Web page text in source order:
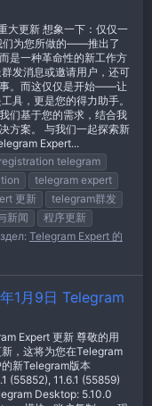
大更新 想象一下：仅仅一
们为您所做的——推出了
是一种革命性的新工作方
发消息或邀请用户，还可
事。而这仅仅是开始——让
具，更是您的得力助手。
们基于您的需求，结合我
方案。 与我们一起探索新
Expert...
telegram
telegram expert
更新
telegram群发
新闻
程序更新
Telegram Expert 的
1月9日 Telegram
Expert 更新 尊敬的用
，这将为您在Telegram
新Telegram版本
(55852), 11.6.1 (55859)
Desktop: 5.10.0